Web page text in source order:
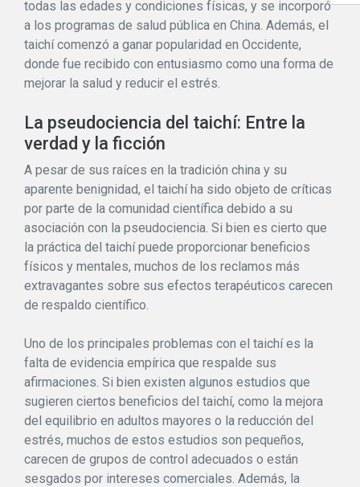
todas las edades y condiciones físicas, y se incorporó
a los programas de salud pública en China. Además, el
taichí comenzó a ganar popularidad en Occidente,
donde fue recibido con entusiasmo como una forma de
mejorar la salud y reducir el estrés.
La pseudociencia del taichí: Entre la
verdad y la ficción
A pesar de sus raíces en la tradición china y su
aparente benignidad, el taichí ha sido objeto de críticas
por parte de la comunidad científica debido a su
asociación con la pseudociencia. Si bien es cierto que
la práctica del taichí puede proporcionar beneficios
físicos y mentales, muchos de los reclamos más
extravagantes sobre sus efectos terapéuticos carecen
de respaldo científico.
Uno de los principales problemas con el taichí es la
falta de evidencia empírica que respalde sus
afirmaciones. Si bien existen algunos estudios que
sugieren ciertos beneficios del taichí, como la mejora
del equilibrio en adultos mayores o la reducción del
estrés, muchos de estos estudios son pequeños,
carecen de grupos de control adecuados o están
sesgados por intereses comerciales. Además, la